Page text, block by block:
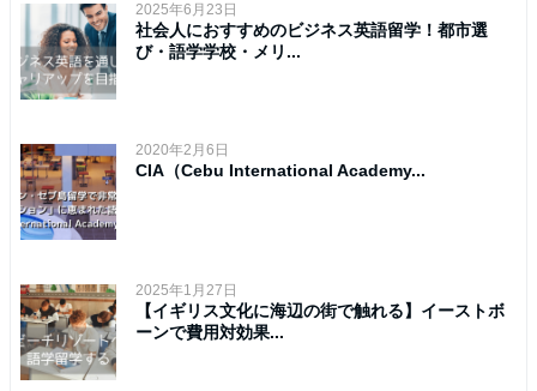
2025年6月23日
社会人におすすめのビジネス英語留学！都市選
び・語学学校・メリ...
2020年2月6日
CIA（Cebu International Academy...
2025年1月27日
【イギリス文化に海辺の街で触れる】イーストボ
ーンで費用対効果...